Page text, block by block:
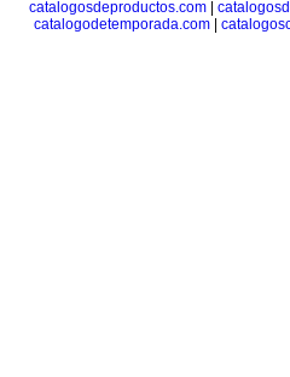
catalogosdeproductos.com
catalogodetemporada.com